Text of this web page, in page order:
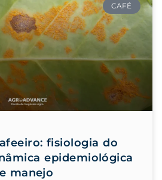
CAFÉ
fisiologia do
epidemiológica
manejo